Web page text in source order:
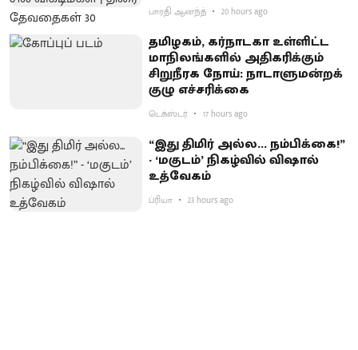
பாரதி ஆனந்த் 20 hours ago
தமிழகம், கர்நாடகா உள்ளிட்ட
மாநிலங்களில் அதிகரிக்கும்
சிறுநீரக நோய்: நாடாளுமன்றக்
குழு எச்சரிக்கை
டெக்ஸ்டர் 17 hours ago
“இது திமிர் அல்ல... நம்பிக்கை!”
- ‘மகுடம்’ நிகழ்வில் விஷால்
உத்வேகம்
ப்ரியா 23 hours ago